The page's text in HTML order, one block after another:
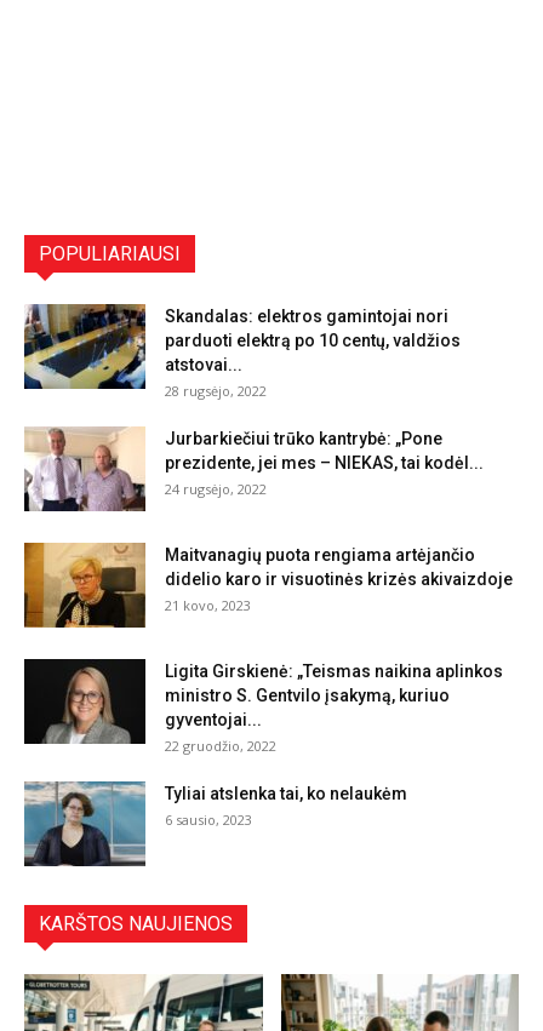
POPULIARIAUSI
Skandalas: elektros gamintojai nori
parduoti elektrą po 10 centų, valdžios
atstovai...
28 rugsėjo, 2022
Jurbarkiečiui trūko kantrybė: „Pone
prezidente, jei mes – NIEKAS, tai kodėl...
24 rugsėjo, 2022
Maitvanagių puota rengiama artėjančio
didelio karo ir visuotinės krizės akivaizdoje
21 kovo, 2023
Ligita Girskienė: „Teismas naikina aplinkos
ministro S. Gentvilo įsakymą, kuriuo
gyventojai...
22 gruodžio, 2022
Tyliai atslenka tai, ko nelaukėm
6 sausio, 2023
KARŠTOS NAUJIENOS